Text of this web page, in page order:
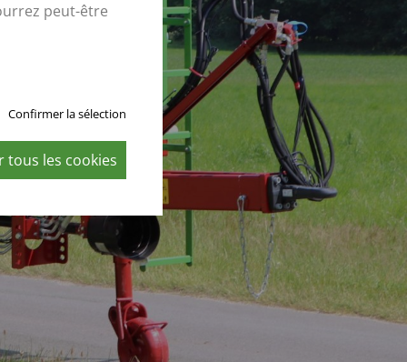
peut-être
Confirmer la sélection
tous les cookies